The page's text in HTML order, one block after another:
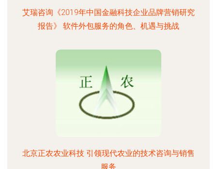
艾瑞咨询《2019年中国金融科技企业品牌营销研究
报告》 软件外包服务的角色、机遇与挑战
北京正农农业科技 引领现代农业的技术咨询与销售
服务